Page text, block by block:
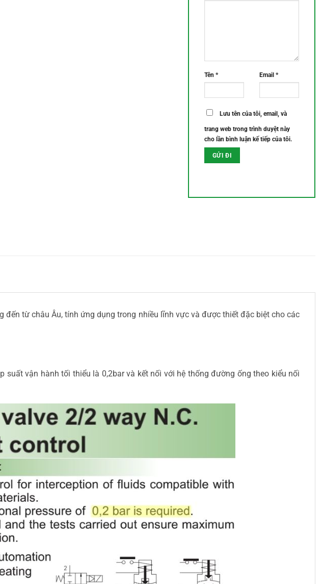
Tên * Email *
Lưu tên của tôi, email, và
trang web trong trình duyệt này
cho lần bình luận kế tiếp của tôi.
đến từ châu Âu, tính ứng dụng trong nhiều lĩnh vực và được thiết đặc biệt cho các
suất vận hành tối thiểu là 0,2bar và kết nối với hệ thống đường ống theo kiểu nối